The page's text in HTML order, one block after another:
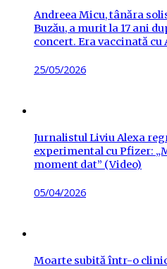
Andreea Micu, tânăra
Buzău, a murit la 17 ani
concert. Era vaccinată cu
Posted
25/05/2026
Jurnalistul Liviu Alexa
experimental cu Pfizer:
moment dat” (Video)
Posted
05/04/2026
Moarte subită într-o